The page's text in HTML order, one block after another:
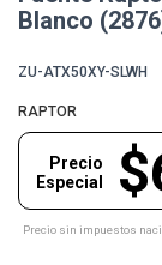
Blanco
ZU-ATX50XY-SLWH
RAPTOR
Precio
Especial
Precio sin impuestos